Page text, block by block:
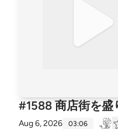
#1588 商店街を盛
Aug 6, 2026 03:06